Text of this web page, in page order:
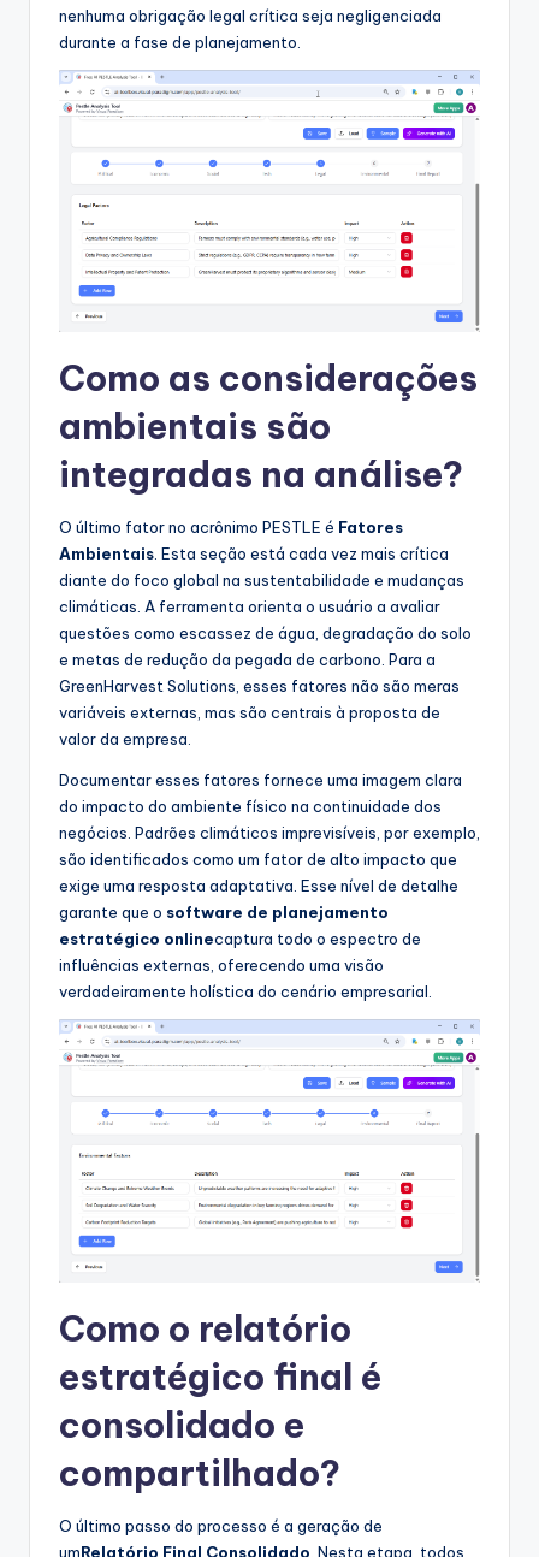
nenhuma obrigação legal crítica seja negligenciada
durante a fase de planejamento.
Como as considerações
ambientais são
integradas na análise?
O último fator no acrônimo PESTLE é Fatores
Ambientais. Esta seção está cada vez mais crítica
diante do foco global na sustentabilidade e mudanças
climáticas. A ferramenta orienta o usuário a avaliar
questões como escassez de água, degradação do solo
e metas de redução da pegada de carbono. Para a
GreenHarvest Solutions, esses fatores não são meras
variáveis externas, mas são centrais à proposta de
valor da empresa.
Documentar esses fatores fornece uma imagem clara
do impacto do ambiente físico na continuidade dos
negócios. Padrões climáticos imprevisíveis, por exemplo,
são identificados como um fator de alto impacto que
exige uma resposta adaptativa. Esse nível de detalhe
garante que o software de planejamento
estratégico onlinecaptura todo o espectro de
influências externas, oferecendo uma visão
verdadeiramente holística do cenário empresarial.
Como o relatório
estratégico final é
consolidado e
compartilhado?
O último passo do processo é a geração de
umRelatório Final Consolidado . Nesta etapa, todos